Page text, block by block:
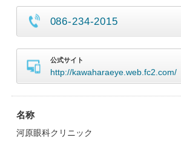
086-234-2015
公式サイト
http://kawaharaeye.web.fc2.com/
名称
河原眼科クリニック